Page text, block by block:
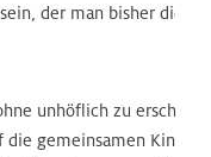
der man bisher die
unhöflich zu
die gemeinsamen Kinder